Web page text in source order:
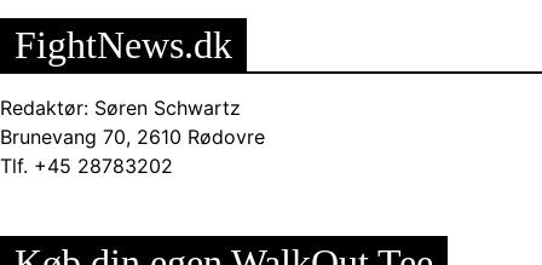
FightNews.dk
Redaktør: Søren Schwartz
Brunevang 70, 2610 Rødovre
Tlf. +45 28783202